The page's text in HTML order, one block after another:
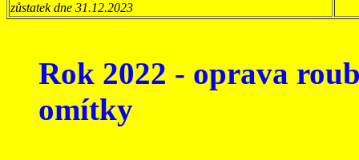
zůstatek dne 31.12.2023
Rok 2022 - oprava
omítky